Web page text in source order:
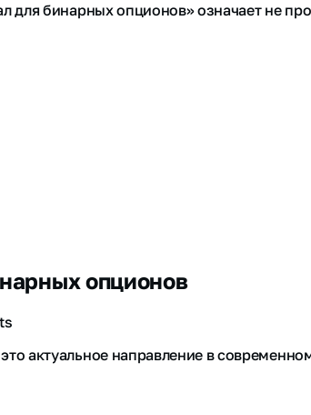
для бинарных опционов» означает не
опционов
актуальное направление в